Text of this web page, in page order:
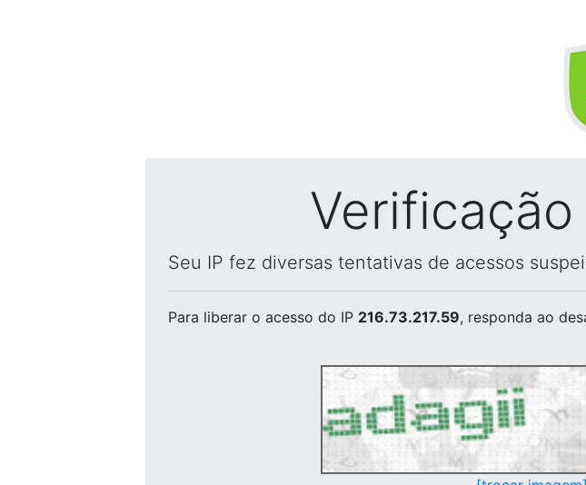
Seu IP fez diversas tentativas de acessos
Para liberar o acesso do IP 216.73.217.59, responda ao